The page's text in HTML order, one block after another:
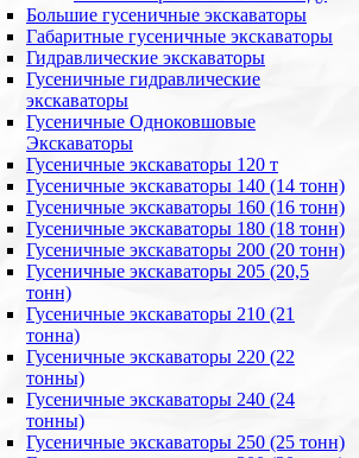
Большие гусеничные экскаваторы
Габаритные гусеничные экскаваторы
Гидравлические экскаваторы
Гусеничные гидравлические
экскаваторы
Гусеничные Одноковшовые
Экскаваторы
Гусеничные экскаваторы 120 т
Гусеничные экскаваторы 140 (14 тонн)
Гусеничные экскаваторы 160 (16 тонн)
Гусеничные экскаваторы 180 (18 тонн)
Гусеничные экскаваторы 200 (20 тонн)
Гусеничные экскаваторы 205 (20,5
тонн)
Гусеничные экскаваторы 210 (21
тонна)
Гусеничные экскаваторы 220 (22
тонны)
Гусеничные экскаваторы 240 (24
тонны)
Гусеничные экскаваторы 250 (25 тонн)